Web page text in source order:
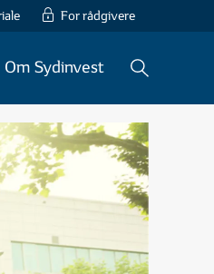
For rådgivere
Om Sydinvest